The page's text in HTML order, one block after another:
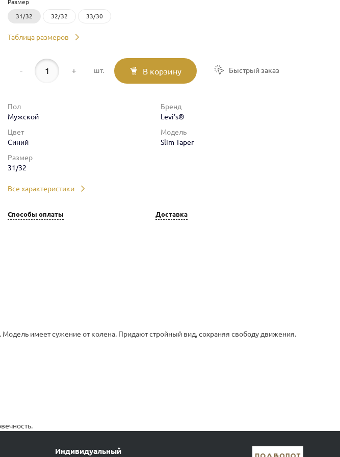
Размер
31/32 32/32 33/30
Таблица размеров
- + шт. В корзину Быстрый заказ
Пол
Мужской
Бренд
Levi's®
Цвет
Синий
Модель
Slim Taper
Размер
31/32
Все характеристики
Способы оплаты Доставка
имеет сужение от колена. Придают стройный вид, сохраняя свободу движения.
Индивидуальный